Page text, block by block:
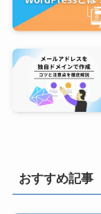
おすすめ記事